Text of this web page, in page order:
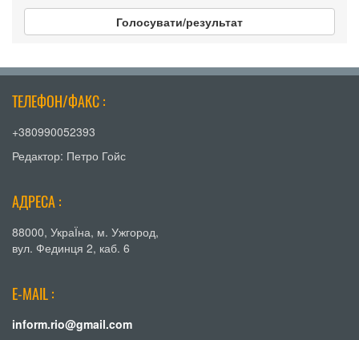
Голосувати/результат
ТЕЛЕФОН/ФАКС :
+380990052393
Редактор: Петро Гойс
АДРЕСА :
88000, УкраЇна, м. Ужгород,
вул. Фединця 2, каб. 6
E-MAIL :
inform.rio@gmail.com